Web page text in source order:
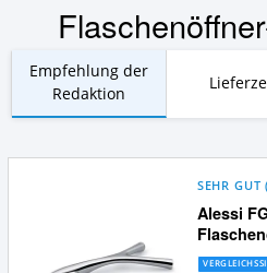
Empfehlung der
Redaktion
Alessi
SEHR GUT (